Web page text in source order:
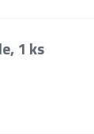
1 ks